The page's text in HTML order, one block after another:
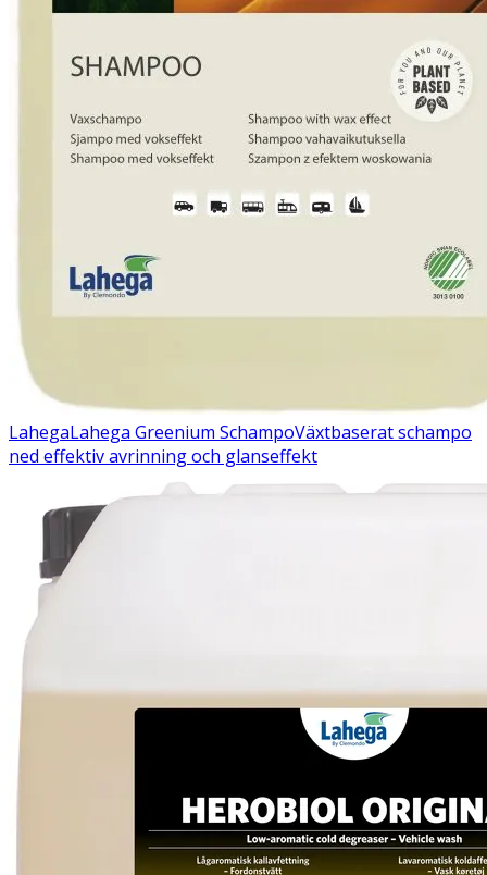
LahegaLahega Greenium SchampoVäxtbaserat schampo
ned effektiv avrinning och glanseffekt